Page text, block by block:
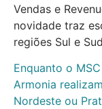
Vendas e
novidade traz
regiões Sul e
Enquanto o
Armonia
Nordeste ou